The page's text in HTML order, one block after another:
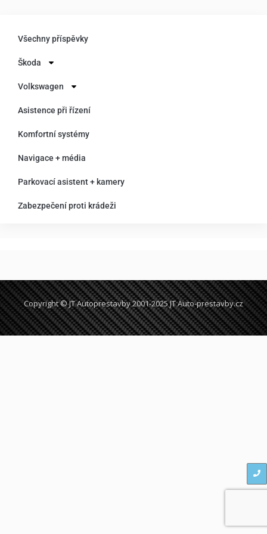
Všechny příspěvky
Škoda
Volkswagen
Asistence při řízení
Komfortní systémy
Navigace + média
Parkovací asistent + kamery
Zabezpečení proti krádeži
Copyright © JT Autoprestavby 2001-2025 JT Auto-prestavby.cz